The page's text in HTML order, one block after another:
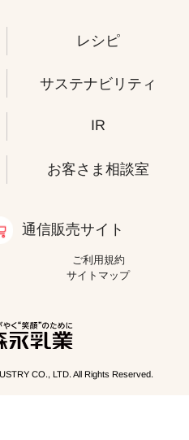
レシピ
サステナビリティ
IR
お客さま相談室
通信販売サイト
ご利用規約
サイトマップ
CO., LTD. All Rights Reserved.